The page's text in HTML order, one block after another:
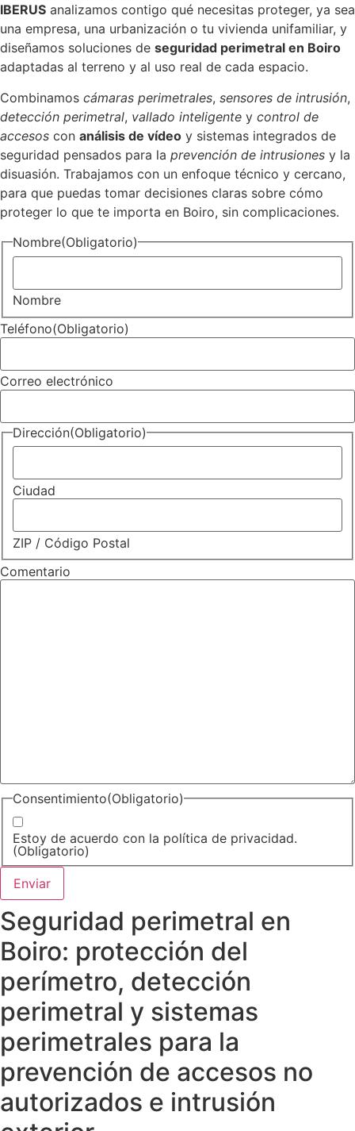
IBERUS analizamos contigo qué necesitas proteger, ya sea
una empresa, una urbanización o tu vivienda unifamiliar, y
diseñamos soluciones de seguridad perimetral en Boiro
adaptadas al terreno y al uso real de cada espacio.
Combinamos cámaras perimetrales, sensores de intrusión,
detección perimetral, vallado inteligente y control de
accesos con análisis de vídeo y sistemas integrados de
seguridad pensados para la prevención de intrusiones y la
disuasión. Trabajamos con un enfoque técnico y cercano,
para que puedas tomar decisiones claras sobre cómo
proteger lo que te importa en Boiro, sin complicaciones.
Nombre(Obligatorio)
Nombre
Teléfono(Obligatorio)
Correo electrónico
Dirección(Obligatorio)
Ciudad
ZIP / Código Postal
Comentario
Consentimiento(Obligatorio)
Estoy de acuerdo con la política de privacidad.
(Obligatorio)
Seguridad perimetral en
Boiro: protección del
perímetro, detección
perimetral y sistemas
perimetrales para la
prevención de accesos no
autorizados e intrusión